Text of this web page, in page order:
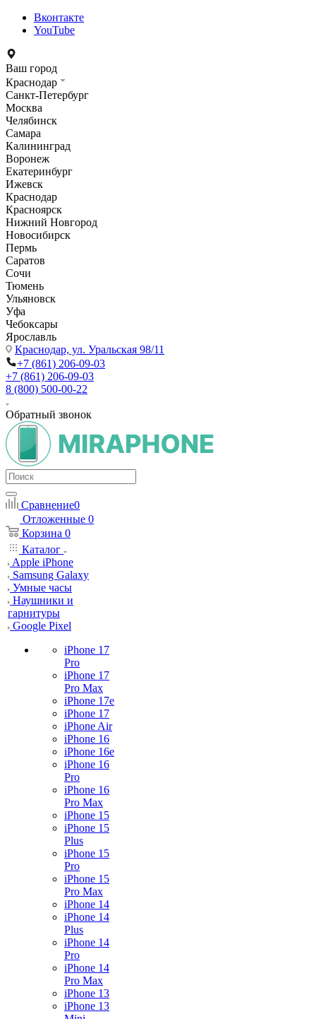
Вконтакте
YouTube
Ваш город
Краснодар
Санкт-Петербург
Москва
Челябинск
Самара
Калининград
Воронеж
Екатеринбург
Ижевск
Краснодар
Красноярск
Нижний Новгород
Новосибирск
Пермь
Саратов
Сочи
Тюмень
Ульяновск
Уфа
Чебоксары
Ярославль
Краснодар, ул. Уральская 98/11
+7 (861) 206-09-03
+7 (861) 206-09-03
8 (800) 500-00-22
Обратный звонок
Сравнение0
Отложенные 0
Корзина 0
Каталог
Apple iPhone
Samsung Galaxy
Умные часы
Наушники и
гарнитуры
Google Pixel
iPhone 17
Pro
iPhone 17
Pro Max
iPhone 17e
iPhone 17
iPhone Air
iPhone 16
iPhone 16e
iPhone 16
Pro
iPhone 16
Pro Max
iPhone 15
iPhone 15
Plus
iPhone 15
Pro
iPhone 15
Pro Max
iPhone 14
iPhone 14
Plus
iPhone 14
Pro
iPhone 14
Pro Max
iPhone 13
iPhone 13